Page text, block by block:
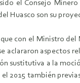
el Consejo
Huasco son su
con el Ministro
aclararon aspectos
sustitutiva a la
2015 también